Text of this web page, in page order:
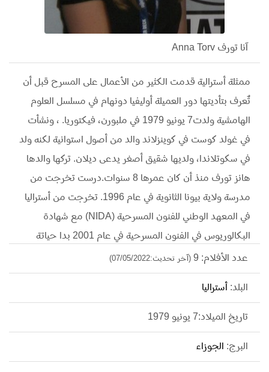
آنا تورف Anna Torv
ممثلة أسترالية قدمت الكثير من الأعمال على المسرح قبل أن
تٌعرف بتأديتها دور العميلة أوليفيا دونهام في مسلسل العلوم
الهامشية ولدت7 يونيو 1979 في ملبورن، فيكتوريا. ، ونشأت
في غولد كوست في كوينزلاند والد من أصول استوانية لكنه ولد
في سكوتلاندا، ولديها شقيق أصغر يدعى ديلان. تركها والدها
هانز تورف منذ أن كان عمرها 8 سنوات.درست تخرجت من
مدرسة ولاية بيونا الثانوية في عام 1996. تخرجت من أستراليا
في المعهد الوطني للفنون المسرحية (NIDA) مع شهادة
البكالوريوس في الفنون المسرحية في عام 2001 بدا حياتة
الفنية في عام 2004 ظهرت في مسلسل الدراما الأسترالي
(بالإنجليزية: The Secret Life Of Us)، وظهرت في مسلسل
السموراي (بالإنجليزية: Heavenly Sword)، ولعبت أيضا دور
العميلة أوليفيا دونهام في الهامشية حيث ظهرت في جميع
عدد الأفلام: 9 (آخر تحديث:07/05/2022)
البلد: أستراليا
تاريخ الميلاد:7 يونيو 1979
البرج: الجوزاء